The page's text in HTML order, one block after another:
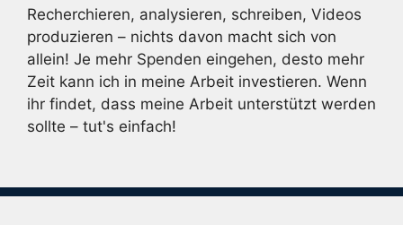
Recherchieren, analysieren, schreiben, Videos
produzieren – nichts davon macht sich von
allein! Je mehr Spenden eingehen, desto mehr
Zeit kann ich in meine Arbeit investieren. Wenn
ihr findet, dass meine Arbeit unterstützt werden
sollte – tut's einfach!